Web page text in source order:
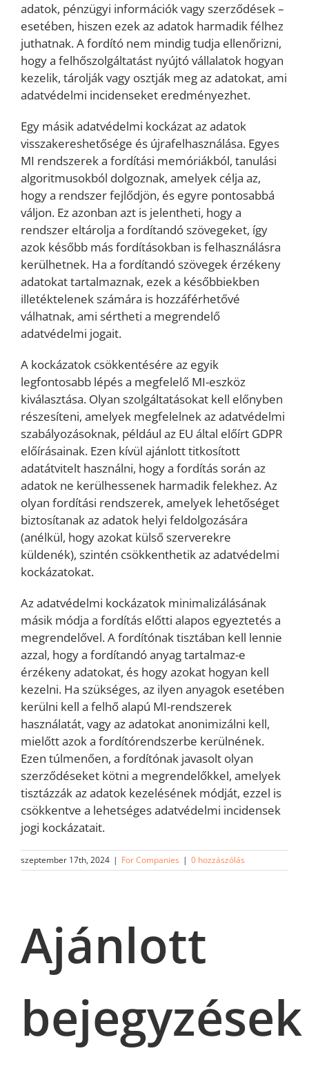
adatok, pénzügyi információk vagy szerződések –
esetében, hiszen ezek az adatok harmadik félhez
juthatnak. A fordító nem mindig tudja ellenőrizni,
hogy a felhőszolgáltatást nyújtó vállalatok hogyan
kezelik, tárolják vagy osztják meg az adatokat, ami
adatvédelmi incidenseket eredményezhet.
Egy másik adatvédelmi kockázat az adatok
visszakereshetősége és újrafelhasználása. Egyes
MI rendszerek a fordítási memóriákból, tanulási
algoritmusokból dolgoznak, amelyek célja az,
hogy a rendszer fejlődjön, és egyre pontosabbá
váljon. Ez azonban azt is jelentheti, hogy a
rendszer eltárolja a fordítandó szövegeket, így
azok később más fordításokban is felhasználásra
kerülhetnek. Ha a fordítandó szövegek érzékeny
adatokat tartalmaznak, ezek a későbbiekben
illetéktelenek számára is hozzáférhetővé
válhatnak, ami sértheti a megrendelő
adatvédelmi jogait.
A kockázatok csökkentésére az egyik
legfontosabb lépés a megfelelő MI-eszköz
kiválasztása. Olyan szolgáltatásokat kell előnyben
részesíteni, amelyek megfelelnek az adatvédelmi
szabályozásoknak, például az EU által előírt GDPR
előírásainak. Ezen kívül ajánlott titkosított
adatátvitelt használni, hogy a fordítás során az
adatok ne kerülhessenek harmadik felekhez. Az
olyan fordítási rendszerek, amelyek lehetőséget
biztosítanak az adatok helyi feldolgozására
(anélkül, hogy azokat külső szerverekre
küldenék), szintén csökkenthetik az adatvédelmi
kockázatokat.
Az adatvédelmi kockázatok minimalizálásának
másik módja a fordítás előtti alapos egyeztetés a
megrendelővel. A fordítónak tisztában kell lennie
azzal, hogy a fordítandó anyag tartalmaz-e
érzékeny adatokat, és hogy azokat hogyan kell
kezelni. Ha szükséges, az ilyen anyagok esetében
kerülni kell a felhő alapú MI-rendszerek
használatát, vagy az adatokat anonimizálni kell,
mielőtt azok a fordítórendszerbe kerülnének.
Ezen túlmenően, a fordítónak javasolt olyan
szerződéseket kötni a megrendelőkkel, amelyek
tisztázzák az adatok kezelésének módját, ezzel is
csökkentve a lehetséges adatvédelmi incidensek
jogi kockázatait.
szeptember 17th, 2024 | For Companies | 0 hozzászólás
Ajánlott
bejegyzések